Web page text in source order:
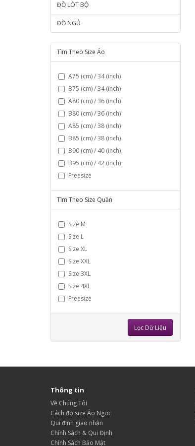
ĐỒ LÓT BỘ
ĐỒ NGỦ
Tìm Theo Size Áo
A75 (cm) / 34 (inch)
B75 (cm) / 34 (inch)
A80 (cm) / 36 (inch)
B80 (cm) / 36 (inch)
A85 (cm) / 38 (inch)
B85 (cm) / 38 (inch)
B90 (cm) / 40 (inch)
B95 (cm) / 42 (inch)
Freesize
Tìm Theo Size Quần
Size M
Size L
Size XL
Size XXL
Size 3XL
Size 4XL
Freesize
Lọc Dữ Liệu
Thông tin
Về Chúng Tôi
Cách đo size Áo Ngực
Qui định giao nhận
Chính Sách & Qui Định
Chính Sách Bảo Mật